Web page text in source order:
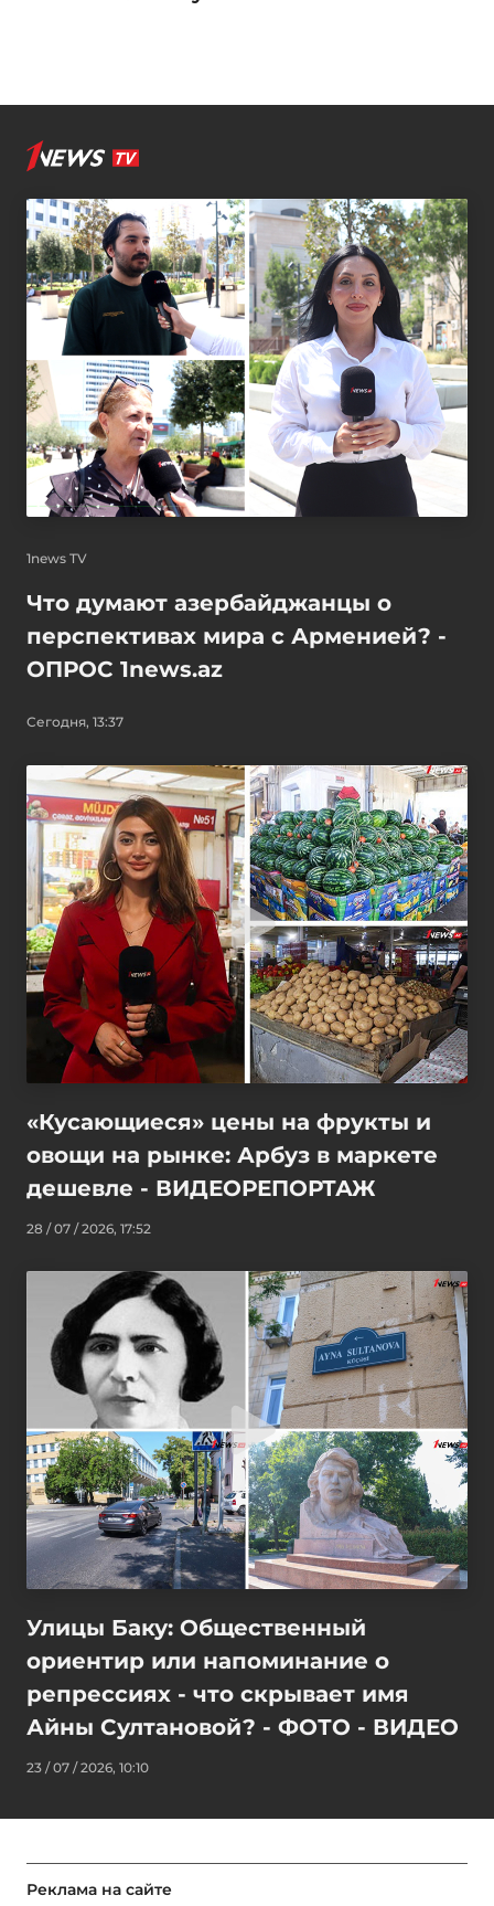
1news TV
Что думают азербайджанцы о
перспективах мира с Арменией? -
ОПРОС 1news.az
Сегодня, 13:37
«Кусающиеся» цены на фрукты и
овощи на рынке: Арбуз в маркете
дешевле - ВИДЕОРЕПОРТАЖ
28 / 07 / 2026, 17:52
Улицы Баку: Общественный
ориентир или напоминание о
репрессиях - что скрывает имя
Айны Султановой? - ФОТО - ВИДЕО
23 / 07 / 2026, 10:10
Реклама на сайте